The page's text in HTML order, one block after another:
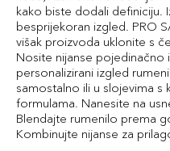
kako biste dodali definiciju.
besprijekoran izgled. PRO
višak proizvoda uklonite s
Nosite nijanse pojedinačno
personalizirani izgled
samostalno ili u slojevima s
formulama. Nanesite na
Blendajte rumenilo prema
Kombinujte nijanse za